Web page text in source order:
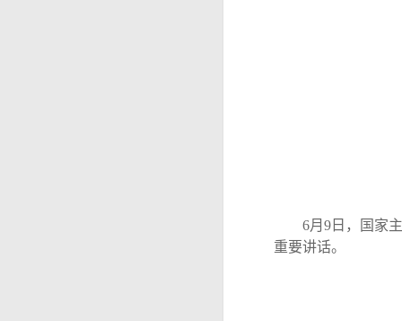
6月9日，国家主
重要讲话。